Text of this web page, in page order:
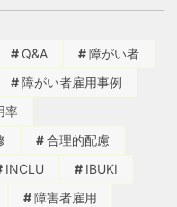
Q&A
障がい者
障がい者雇用事例
率
合理的配慮
INCLU
IBUKI
障害者雇用